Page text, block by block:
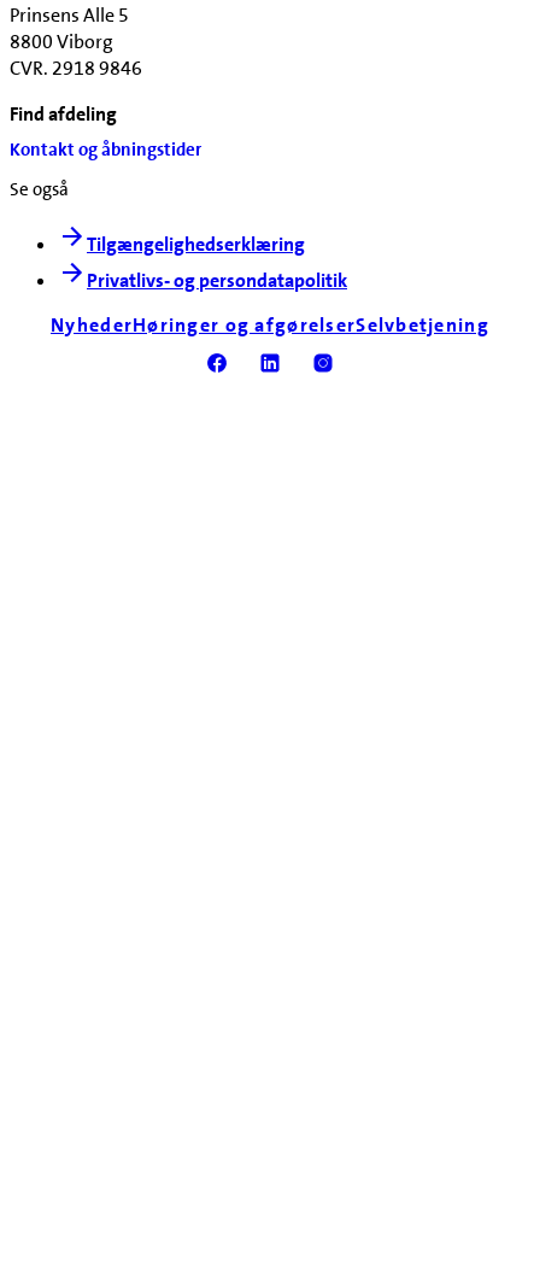
Prinsens Alle 5
8800 Viborg
CVR. 2918 9846
Find afdeling
Kontakt og åbningstider
Se også
Tilgængelighedserklæring
Privatlivs- og persondatapolitik
NyhederHøringer og afgørelserSelvbetjening